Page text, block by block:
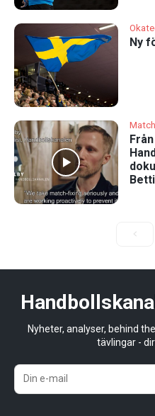
Ny
Nyheter, analyser, behind
tävlingar -